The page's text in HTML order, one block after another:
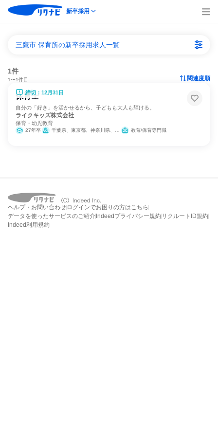
新卒採用
三鷹市 保育所の新卒採用求人一覧
1件
1〜1件目 関連度順
締切：12月31日
保育士
自分の「好き」を活かせるから、子どもも大人も輝ける。
ライクキッズ株式会社
保育・幼児教育
27年卒 千葉県、東京都、神奈川県、愛知県、大阪府 教育/保育専門職
ヘルプ・お問い合わせ ログインでお困りの方はこちら
データを使ったサービスのご紹介 Indeedプライバシー規約 リクルートID規約
Indeed利用規約